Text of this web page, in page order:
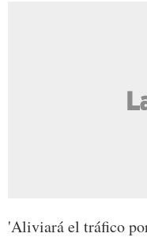
'Aliviará el tráfico